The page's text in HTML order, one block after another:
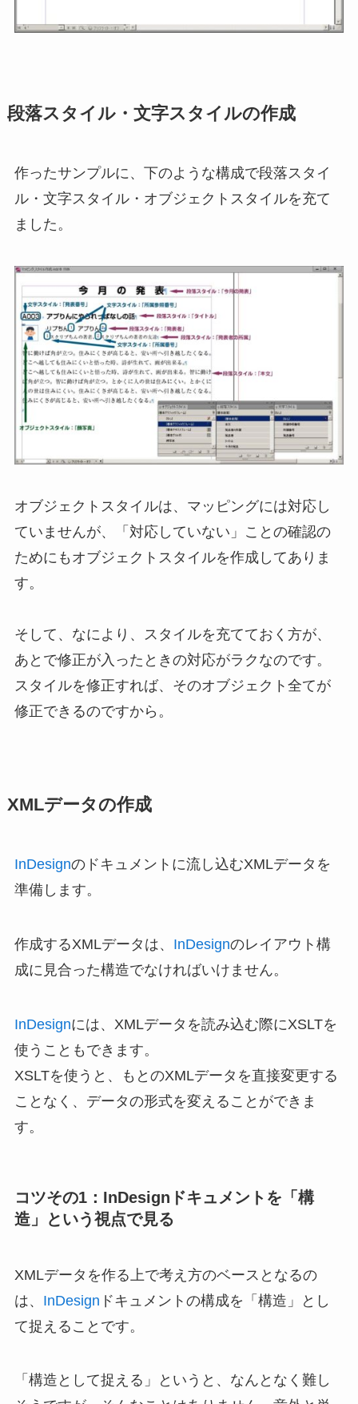
段落スタイル・文字スタイルの作成
作ったサンプルに、下のような構成で段落スタイ
ル・文字スタイル・オブジェクトスタイルを充て
ました。
オブジェクトスタイルは、マッピングには対応し
ていませんが、「対応していない」ことの確認の
ためにもオブジェクトスタイルを作成してありま
す。
そして、なにより、スタイルを充てておく方が、
あとで修正が入ったときの対応がラクなのです。
スタイルを修正すれば、そのオブジェクト全てが
修正できるのですから。
XMLデータの作成
InDesignのドキュメントに流し込むXMLデータを
準備します。
作成するXMLデータは、 InDesignのレイアウト構
成に見合った構造でなければいけません。
InDesignには、XMLデータを読み込む際にXSLTを
使うこともできます。
XSLTを使うと、もとのXMLデータを直接変更する
ことなく、データの形式を変えることができま
す。
コツその1：InDesignドキュメントを「構
造」という視点で見る
XMLデータを作る上で考え方のベースとなるの
は、 InDesign ドキュメントの構成を「構造」とし
て捉えることです。
「構造として捉える」というと、なんとなく難し